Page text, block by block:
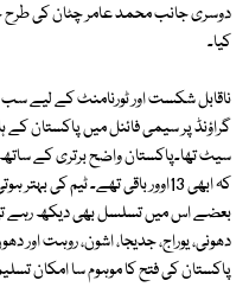
کیا۔
ناقابل شکست اور ٹورنامنٹ کے لیے سب
گراؤنڈ پر سیمی فائنل میں پاکستان
سیٹ تھا۔پاکستان واضح برتری کے
کہ ابھی 13اوور باقی تھے۔ ٹیم کی
بعضے اس میں تسلسل بھی دیکھ رہے
دھونی، یوراج، جدیجا، اشون، روہت
پاکستان کی فتح کا موہوم سا امکان